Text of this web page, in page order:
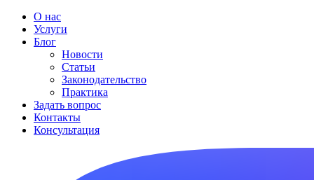
О нас
Услуги
Блог
Новости
Статьи
Законодательство
Практика
Задать вопрос
Контакты
Консультация